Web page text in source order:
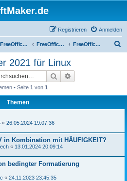
Anmelden
Registrieren
FreeOffice 2021 FreeOffice 2021 für Linux FreeOffice PlanMaker 2021 für Linux
2021 für Linux
Suche
• Seite 1 von 1
Themen
« 26.05.2024 19:07:36
in Kombination mit HÄUFIGKEIT?
« 13.01.2024 20:09:14
bedingter Formatierung
« 24.11.2023 23:45:35